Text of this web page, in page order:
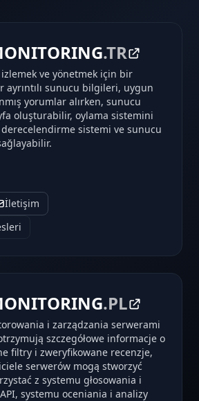
.TR
izlemek ve yönetmek için bir
ayrıntılı sunucu bilgileri, uygun
yorumlar alırken, sunucu
oluşturabilir, oylama sistemini
sistemi ve sunucu
İletişim
.PL
i zarządzania serwerami
szczegółowe informacje o
filtry i zweryfikowane recenzje,
serwerów mogą stworzyć
z systemu głosowania i
systemu oceniania i analizy